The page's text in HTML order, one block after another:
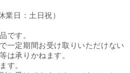
日：土日祝）
です。
一定期間お受け取りいただけない
は承りかねます。
す。